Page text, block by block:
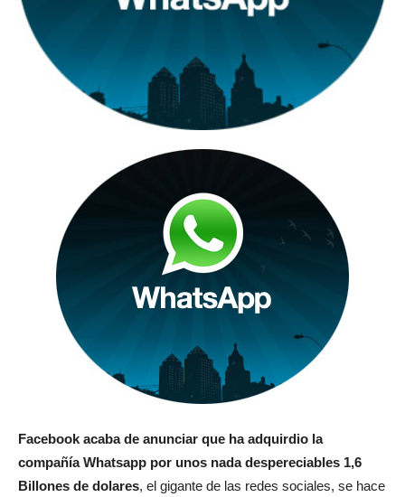
Facebook acaba de anunciar que ha adquirdio la
compañía Whatsapp por unos nada despereciables 1,6
Billones de dolares, el gigante de las redes sociales, se hace